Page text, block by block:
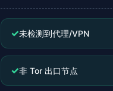
✓未检测到代理/VPN
✓非 Tor 出口节点